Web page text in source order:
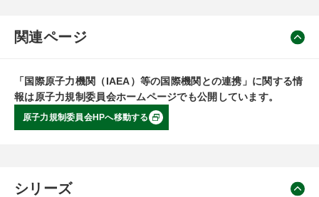
関連ページ
「国際原子力機関（IAEA）等の国際機関との連携」に関する情
報は原子力規制委員会ホームページでも公開しています。
原子力規制委員会HPへ移動する
シリーズ